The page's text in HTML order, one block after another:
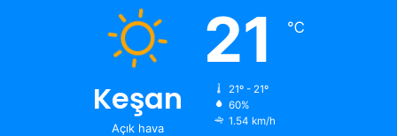
Keşan
Açık hava
21 ℃
21º - 21º
60%
1.54 km/h